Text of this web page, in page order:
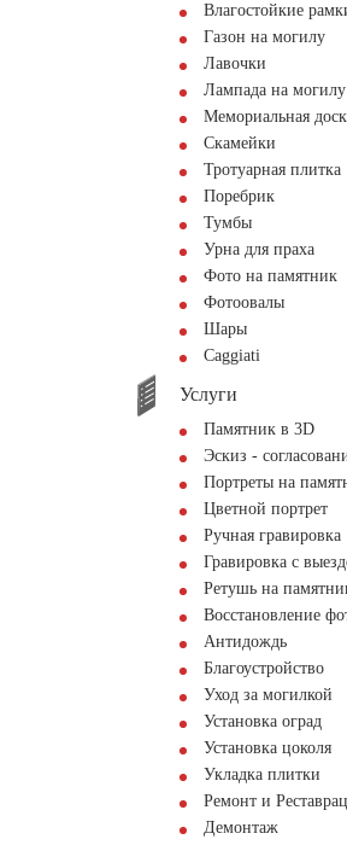
Влагостойкие
Газон на могилу
Лавочки
Лампада на могилу
Мемориальная
Скамейки
Тротуарная плитка
Поребрик
Тумбы
Урна для праха
Фото на памятник
Фотоовалы
Шары
Сaggiati
Услуги
Памятник в 3D
Эскиз -
Портреты на
Цветной портрет
Ручная гравировка
Гравировка с
Ретушь на
Восстановление
Антидождь
Благоустройство
Уход за могилкой
Установка оград
Установка цоколя
Укладка плитки
Ремонт и
Демонтаж